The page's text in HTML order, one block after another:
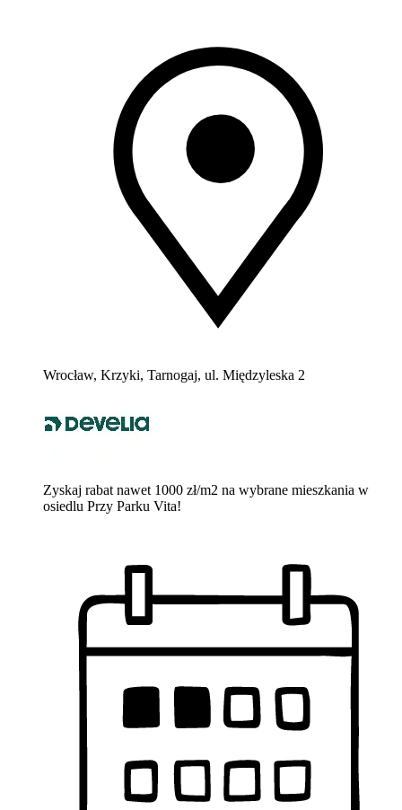
Wrocław, Krzyki, Tarnogaj, ul. Międzyleska 2
Zyskaj rabat nawet 1000 zł/m2 na wybrane mieszkania w
osiedlu Przy Parku Vita!